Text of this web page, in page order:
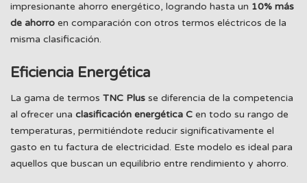
impresionante ahorro energético, logrando hasta un 10% más
de ahorro en comparación con otros termos eléctricos de la
misma clasificación.
Eficiencia Energética
La gama de termos TNC Plus se diferencia de la competencia
al ofrecer una clasificación energética C en todo su rango de
temperaturas, permitiéndote reducir significativamente el
gasto en tu factura de electricidad. Este modelo es ideal para
aquellos que buscan un equilibrio entre rendimiento y ahorro.